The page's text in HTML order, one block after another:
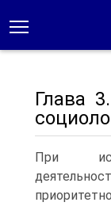
Глава
При